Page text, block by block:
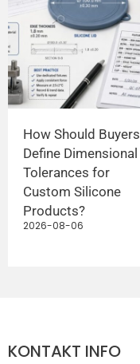
How Should Buyers
Define Dimensional
Tolerances for
Custom Silicone
Products?
2026-08-06
KONTAKT INFO